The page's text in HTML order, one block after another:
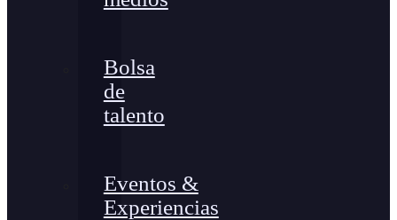
Bolsa
de
talento
Eventos &
Experiencias